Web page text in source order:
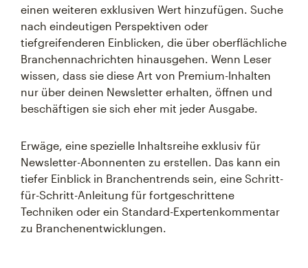
einen weiteren exklusiven Wert hinzufügen. Suche
nach eindeutigen Perspektiven oder
tiefgreifenderen Einblicken, die über oberflächliche
Branchennachrichten hinausgehen. Wenn Leser
wissen, dass sie diese Art von Premium-Inhalten
nur über deinen Newsletter erhalten, öffnen und
beschäftigen sie sich eher mit jeder Ausgabe.
Erwäge, eine spezielle Inhaltsreihe exklusiv für
Newsletter-Abonnenten zu erstellen. Das kann ein
tiefer Einblick in Branchentrends sein, eine Schritt-
für-Schritt-Anleitung für fortgeschrittene
Techniken oder ein Standard-Expertenkommentar
zu Branchenentwicklungen.